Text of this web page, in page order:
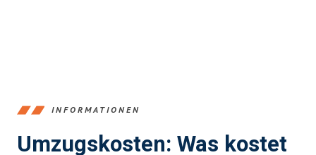
INFORMATIONEN
Umzugskosten: Was kostet